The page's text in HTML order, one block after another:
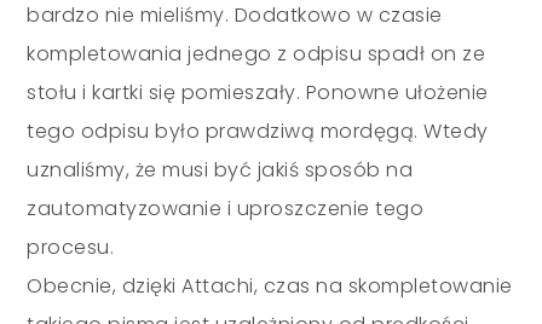
bardzo nie mieliśmy. Dodatkowo w czasie
kompletowania jednego z odpisu spadł on ze
stołu i kartki się pomieszały. Ponowne ułożenie
tego odpisu było prawdziwą mordęgą. Wtedy
uznaliśmy, że musi być jakiś sposób na
zautomatyzowanie i uproszczenie tego
procesu.
Obecnie, dzięki Attachi, czas na skompletowanie